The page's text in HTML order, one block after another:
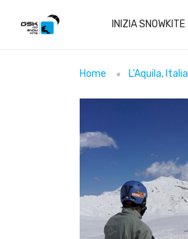
INIZIA SNOWKITE
Home L'Aquila, Italia